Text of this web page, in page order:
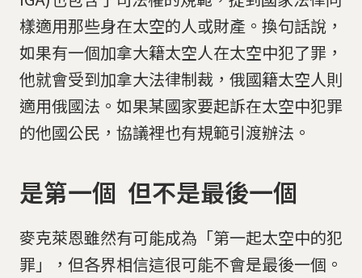
樣適用那些身在太空的人或財產。換句話說，
如果有一個加拿大籍太空人在太空中犯了罪，
他就會受到加拿大法律制裁，俄國籍太空人則
適用俄國法。如果某國家要起訴在太空中犯罪
的他國公民，協議裡也有規範引渡辦法。
是第一個 但不是最後一個
麥克萊恩雖然有可能成為「第一起太空中的犯
罪」，但各界相信這很可能不會是最後一個。